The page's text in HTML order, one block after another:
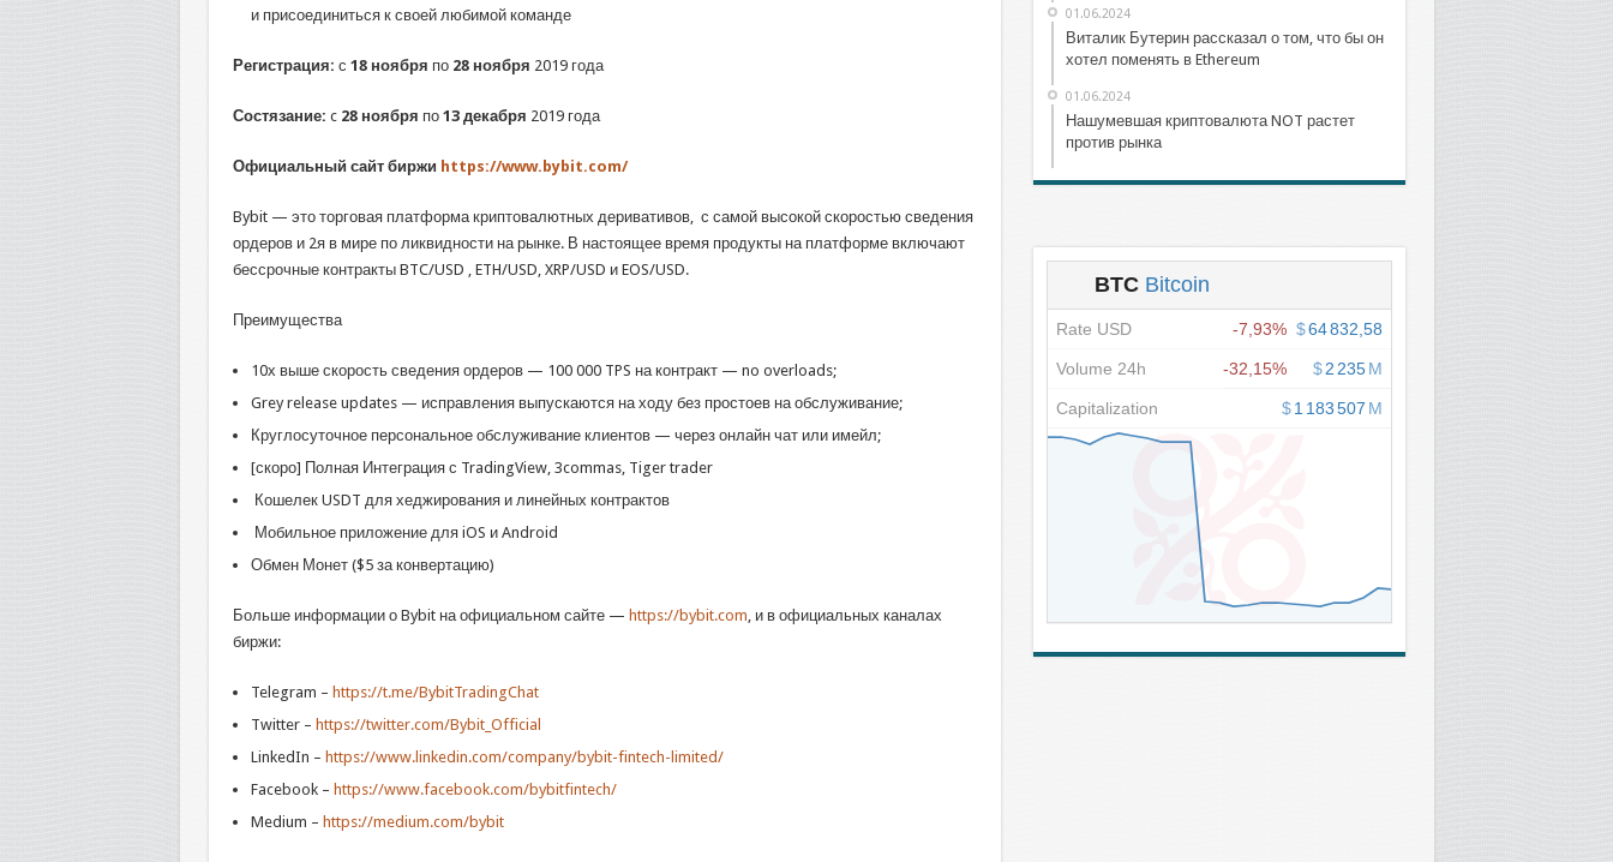
и присоединиться к своей любимой команде
Регистрация: с 18 ноября по28 ноября 2019 года
Состязание: c 28 ноября по 13 декабря 2019 года
Официальный сайт биржи https://www.bybit.com/
Bybit — это торговая платформа криптовалютных деривативов, с самой высокой скоростью сведения
ордеров и 2я в мире по ликвидности на рынке. В настоящее время продукты на платформе включают
бессрочные контракты BTC/USD , ETH/USD, XRP/USD и EOS/USD.
Преимущества
10х выше скорость сведения ордеров​ — 100 000 TPS на контракт — no overloads;
Grey release updates — ​исправления выпускаются на ходу без простоев на обслуживание;
Круглосуточное персональное обслуживание клиентов — ​через онлайн чат или имейл;
[скоро] Полная Интеграция с TradingView, 3commas, Tiger trader
Кошелек USDT для хеджирования и линейных контрактов
Мобильное приложение для iOS и Android
Обмен Монет ($5 за конвертацию)
Больше информации о Bybit на официальном сайте — https://bybit.com, и в официальных каналах
биржи:
Telegram – https://t.me/BybitTradingChat
Twitter – https://twitter.com/Bybit_Official
LinkedIn – https://www.linkedin.com/company/bybit-fintech-limited/
Facebook – https://www.facebook.com/bybitfintech/
Medium – https://medium.com/bybit
01.06.2024
Виталик Бутерин рассказал о том, что бы он
хотел поменять в Ethereum
01.06.2024
Нашумевшая криптовалюта NOT растет
против рынка